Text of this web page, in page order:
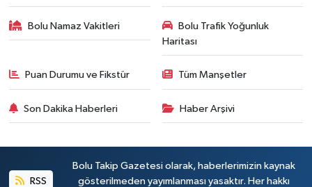
Bolu Namaz Vakitleri
Bolu Trafik Yoğunluk
Haritası
Puan Durumu ve Fikstür Tüm Manşetler
Son Dakika Haberleri Haber Arşivi
RSS
Bolu Takip Gazetesi olarak, haberlerimizin kaynak
gösterilmeden yayımlanması yasaktır. Her hakkı